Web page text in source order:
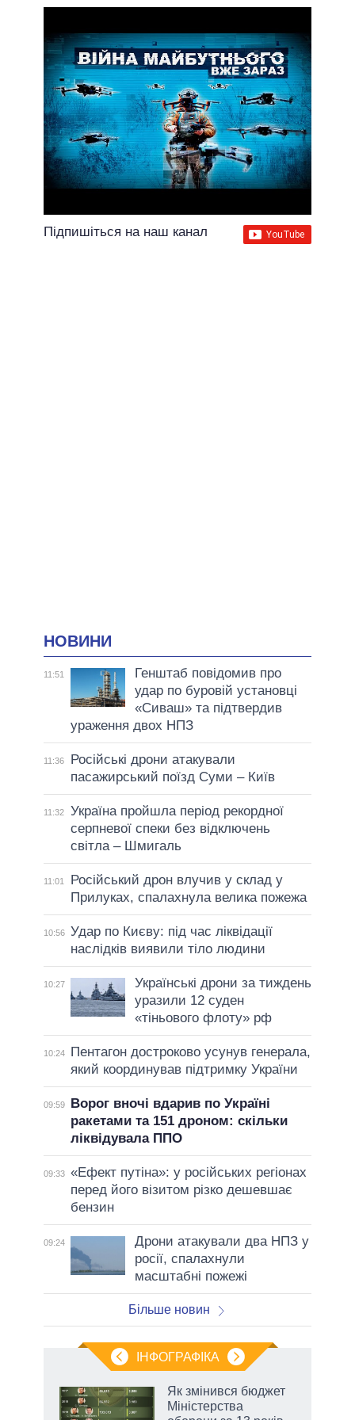
Підпишіться на наш канал
НОВИНИ
11:51
Генштаб повідомив про
удар по буровій установці
«Сиваш» та підтвердив
ураження двох НПЗ
11:36
Російські дрони атакували
пасажирський поїзд Суми – Київ
11:32
Україна пройшла період рекордної
серпневої спеки без відключень
світла – Шмигаль
11:01
Російський дрон влучив у склад у
Прилуках, спалахнула велика пожежа
10:56 Удар по Києву: під час ліквідації
наслідків виявили тіло людини
10:27
Українські дрони за тиждень
уразили 12 суден
«тіньового флоту» рф
10:24
Пентагон достроково усунув генерала,
який координував підтримку України
09:59
Ворог вночі вдарив по Україні
ракетами та 151 дроном: скільки
ліквідувала ППО
09:33 «Ефект путіна»: у російських регіонах
перед його візитом різко дешевшає
бензин
09:24
Дрони атакували два НПЗ у
росії, спалахнули
масштабні пожежі
Більше новин
ІНФОГРАФІКА
Як змінився бюджет
Міністерства